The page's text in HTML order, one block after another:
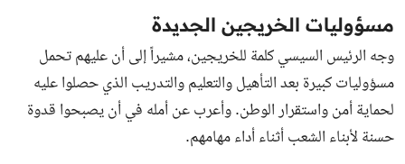
مسؤوليات الخريجين الجديدة
وجه الرئيس السيسي كلمة للخريجين، مشيراً إلى أن عليهم تحمل
مسؤوليات كبيرة بعد التأهيل والتعليم والتدريب الذي حصلوا عليه
لحماية أمن واستقرار الوطن. وأعرب عن أمله في أن يصبحوا قدوة
حسنة لأبناء الشعب أثناء أداء مهامهم.